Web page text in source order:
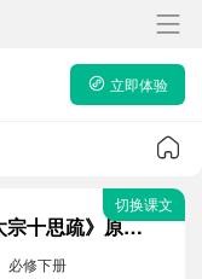
立即体验
必修下册语文《15.1 谏太宗十思疏》原文电子版带拼音朗读音频
必修下册
切换课文